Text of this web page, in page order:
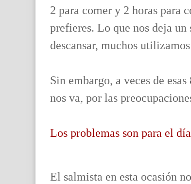
2 para comer y 2 horas para
prefieres. Lo que nos deja
descansar, muchos
Sin embargo, a veces de
nos va, por las
Los problemas son para el
El salmista en esta ocasión